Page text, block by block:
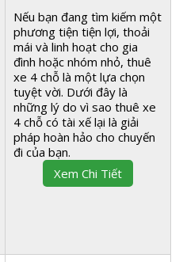
Nếu bạn đang tìm kiếm một
phương tiện tiện lợi, thoải
mái và linh hoạt cho gia
đình hoặc nhóm nhỏ, thuê
xe 4 chỗ là một lựa chọn
tuyệt vời. Dưới đây là
những lý do vì sao thuê xe
4 chỗ có tài xế lại là giải
pháp hoàn hảo cho chuyến
đi của bạn.
Xem Chi Tiết